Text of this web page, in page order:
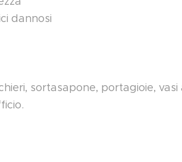
dannosi
sortasapone, portagioie,